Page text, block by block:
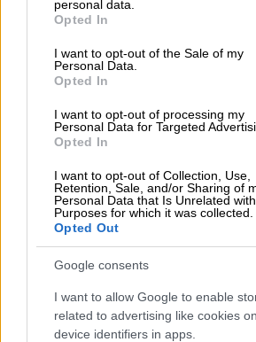
grant or deny consent to Google and its
use your data for below specified
consent section.
personal data.
Opted In
I want to opt-out of the Sale of my
Personal Data.
Opted In
I want to opt-out of processing my
Personal Data for Targeted
Opted In
I want to opt-out of Collection, Use,
Retention, Sale, and/or Sharing of
Personal Data that Is Unrelated
Purposes for which it was collected.
Opted Out
Google consents
I want to allow Google to enable
related to advertising like cookies
device identifiers in apps.
την ευαισθητοποίηση του
τη σημασία διατήρησης της
ταυτότητας.
Για το 2026, το θέμα του
επικεντρώνεταιστην
κληρονομιάς» σε συνθήκες
καταστροφών,
για συντονισμένη δράση
επιστημονικών φορέων,
αρμόδιων αρχών.
διοργανώνει ειδική ημερίδα
την περιοχή των Αχαρνές,